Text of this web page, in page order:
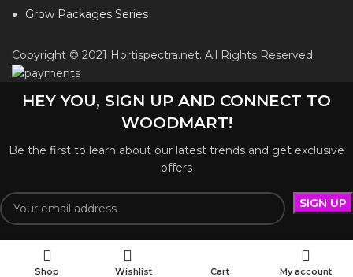
Grow Packages Series
Copyright © 2021 Hortispectra.net. All Rights Reserved.
HEY YOU, SIGN UP AND CONNECT TO
WOODMART!
Be the first to learn about our latest trends and get exclusive
offers
Will be used in accordance with our Privacy Policy
Shop Wishlist Cart My account